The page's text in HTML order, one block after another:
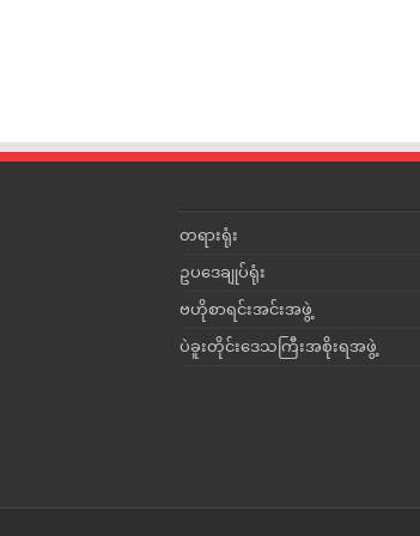
တရားရုံး
ဥပဒေချုပ်ရုံး
ဗဟိုစာရင်းအင်းအဖွဲ့
ပဲခူးတိုင်းဒေသကြီးအစိုးရအဖွဲ့